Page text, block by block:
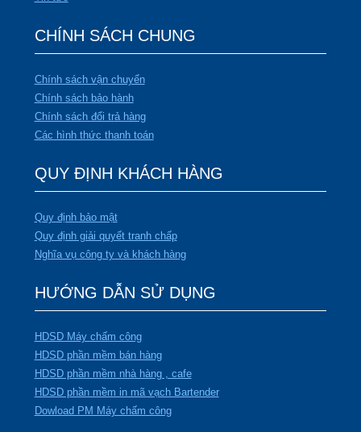
CHÍNH SÁCH CHUNG
Chính sách vận chuyển
Chính sách bảo hành
Chính sách đổi trả hàng
Các hình thức thanh toán
QUY ĐỊNH KHÁCH HÀNG
Quy định bảo mật
Quy định giải quyết tranh chấp
Nghĩa vụ công ty và khách hàng
HƯỚNG DẪN SỬ DỤNG
HDSD Máy chấm công
HDSD phần mềm bán hàng
HDSD phần mềm nhà hàng , cafe
HDSD phần mềm in mã vạch Bartender
Dowload PM Máy chấm công